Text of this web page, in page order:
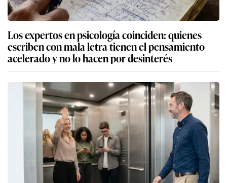
Los expertos en psicología coinciden: quienes
escriben con mala letra tienen el pensamiento
acelerado y no lo hacen por desinterés